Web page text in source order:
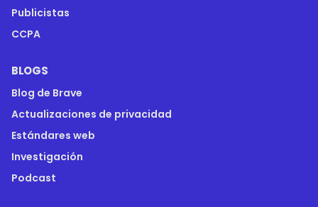
Publicistas
CCPA
BLOGS
Blog de Brave
Actualizaciones de privacidad
Estándares web
Investigación
Podcast